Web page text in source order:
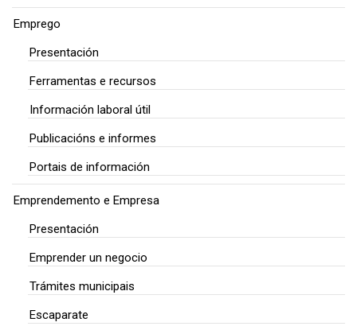
Emprego
Presentación
Ferramentas e recursos
Información laboral útil
Publicacións e informes
Portais de información
Emprendemento e Empresa
Presentación
Emprender un negocio
Trámites municipais
Escaparate